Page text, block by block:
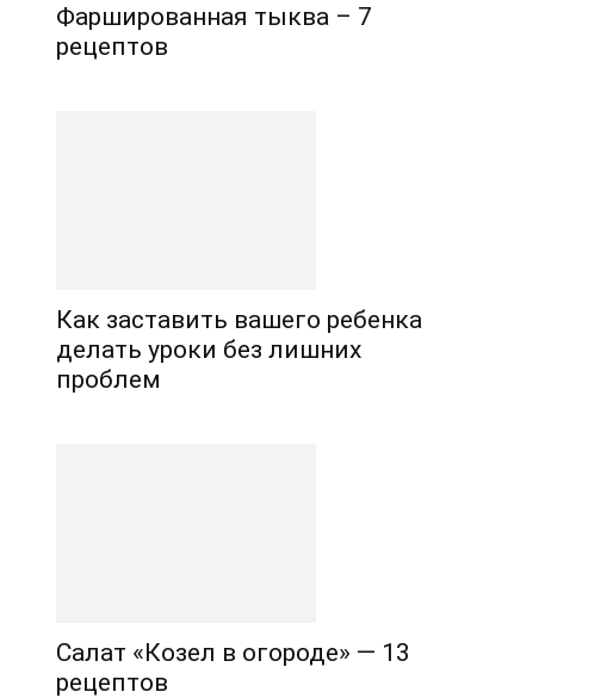
Фаршированная тыква – 7
рецептов
Как заставить вашего ребенка
делать уроки без лишних
проблем
Салат «Козел в огороде» — 13
рецептов